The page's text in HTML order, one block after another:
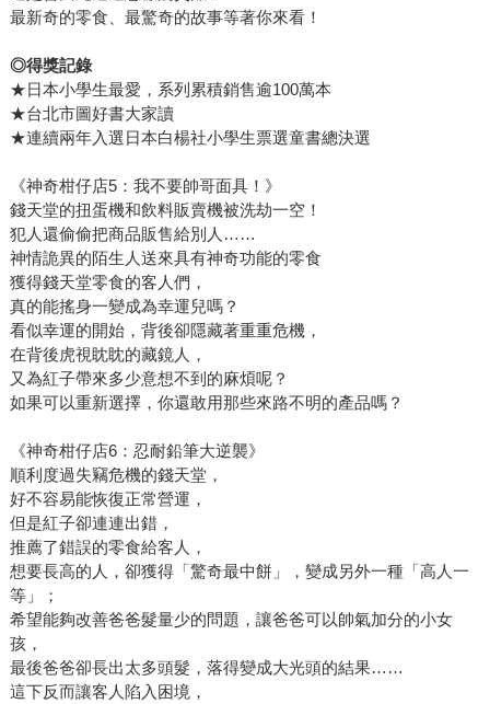
最新奇的零食、最驚奇的故事等著你來看！
◎得獎記錄
★日本小學生最愛，系列累積銷售逾100萬本
★台北市圖好書大家讀
★連續兩年入選日本白楊社小學生票選童書總決選
《神奇柑仔店5：我不要帥哥面具！》
錢天堂的扭蛋機和飲料販賣機被洗劫一空！
犯人還偷偷把商品販售給別人……
神情詭異的陌生人送來具有神奇功能的零食
獲得錢天堂零食的客人們，
真的能搖身一變成為幸運兒嗎？
看似幸運的開始，背後卻隱藏著重重危機，
在背後虎視眈眈的藏鏡人，
又為紅子帶來多少意想不到的麻煩呢？
如果可以重新選擇，你還敢用那些來路不明的產品嗎？
《神奇柑仔店6：忍耐鉛筆大逆襲》
順利度過失竊危機的錢天堂，
好不容易能恢復正常營運，
但是紅子卻連連出錯，
推薦了錯誤的零食給客人，
想要長高的人，卻獲得「驚奇最中餅」，變成另外一種「高人一
等」；
希望能夠改善爸爸髮量少的問題，讓爸爸可以帥氣加分的小女
孩，
最後爸爸卻長出太多頭髮，落得變成大光頭的結果……
這下反而讓客人陷入困境，